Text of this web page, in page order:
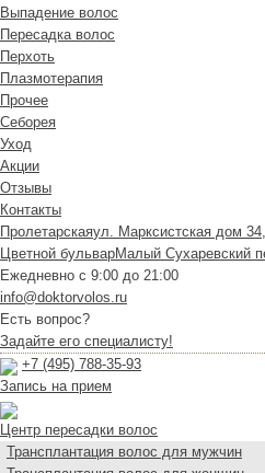
Выпадение волос
Пересадка волос
Перхоть
Плазмотерапия
Прочее
Себорея
Уход
Акции
Отзывы
Контакты
Пролетарскаяул. Марксистская дом
Цветной бульварМалый Сухаревский
Ежедневно с 9:00 до 21:00
info@doktorvolos.ru
Есть вопрос?
Задайте его специалисту!
+7 (495) 788-35-93
Запись на прием
Центр пересадки волос
Трансплантация волос для мужчин